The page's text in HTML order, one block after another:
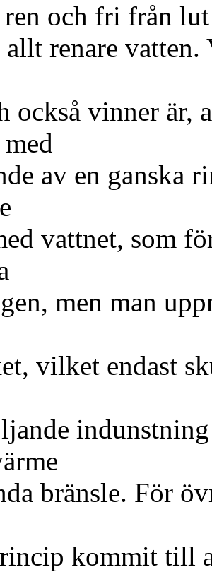
och fri från
renare vatten.
också vinner är,
av en ganska
vattnet, som
men man
vilket endast
bränsle. För
kommit till